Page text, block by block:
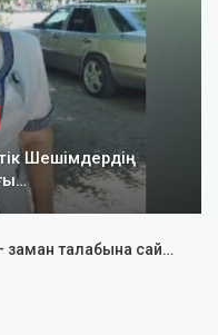
Шешімдердің
заман талабына сай…